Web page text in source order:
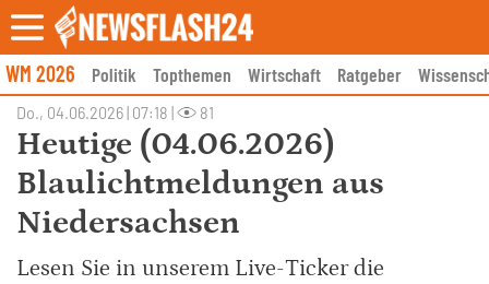
Skip
to
content
WM 2026 Politik Topthemen Wirtschaft Ratgeber
Do., 04.06.2026 | 07:18 81
Heutige (04.06.2026)
Blaulichtmeldungen aus
Niedersachsen
Lesen Sie in unserem Live-Ticker die